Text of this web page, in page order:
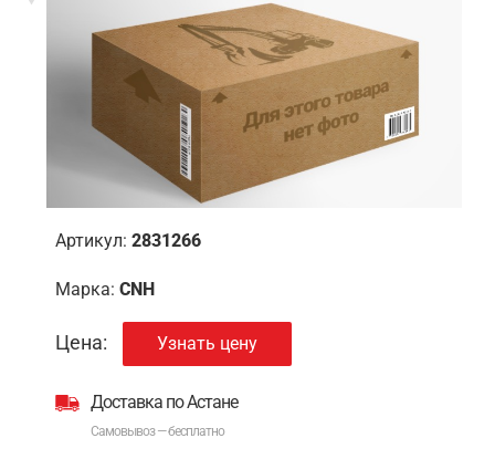
Артикул: 2831266
Марка: CNH
Цена: Узнать цену
Доставка по Астане
Самовывоз — бесплатно